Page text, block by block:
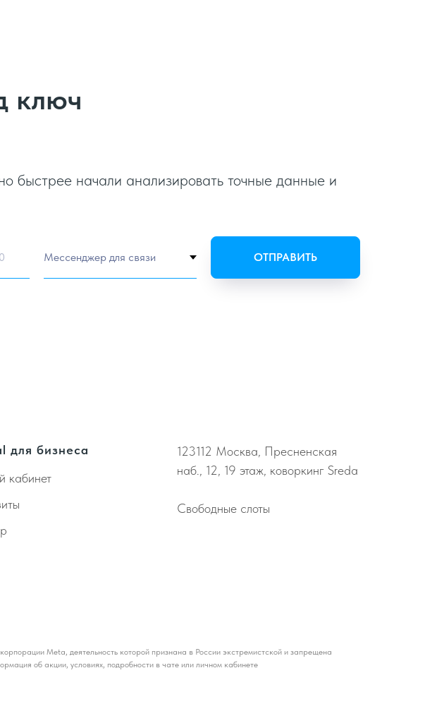
ключ
быстрее начали анализировать точные данные и
ОТПРАВИТЬ
для бизнеса
кабинет
123112 Москва, Пресненская
наб., 12, 19 этаж, коворкинг Sreda
Свободные слоты
Meta, деятельность которой признана в России экстремистской и запрещена
об акции, условиях, подробности в чате или личном кабинете